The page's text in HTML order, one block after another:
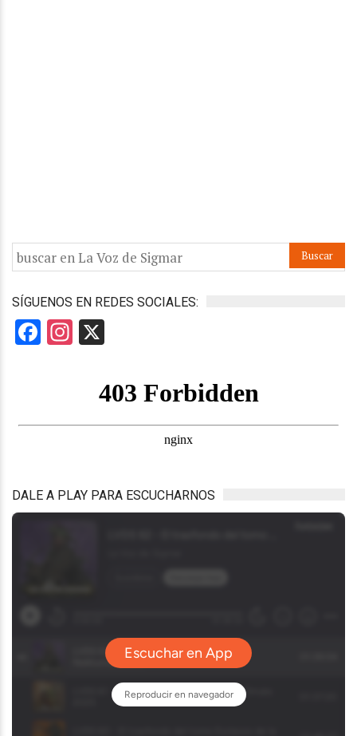
SÍGUENOS EN REDES SOCIALES:
Facebook
Instagram
DALE A PLAY PARA ESCUCHARNOS